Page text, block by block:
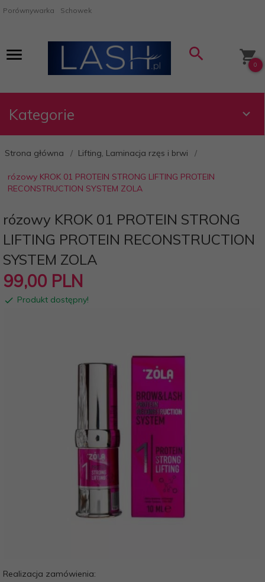
Porównywarka Schowek
0
Kategorie
Strona główna Lifting, Laminacja rzęs i brwi
rózowy KROK 01 PROTEIN STRONG LIFTING PROTEIN
RECONSTRUCTION SYSTEM ZOLA
rózowy KROK 01 PROTEIN STRONG
LIFTING PROTEIN RECONSTRUCTION
SYSTEM ZOLA
99,00 PLN
Produkt dostępny!
Realizacja zamówienia: